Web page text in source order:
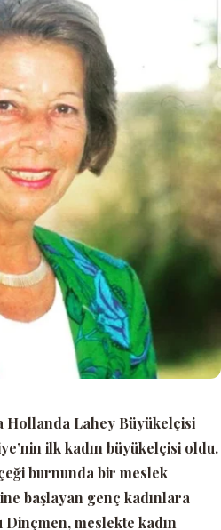
Hollanda Lahey Büyükelçisi
ilk kadın büyükelçisi oldu.
burnunda bir meslek
başlayan genç kadınlara
meslekte kadın